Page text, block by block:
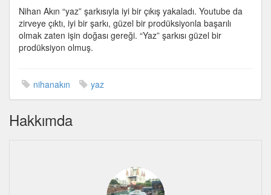
için
Nihan Akın “yaz” şarkısıyla iyi bir çıkış yakaladı. Youtube da
zirveye çıktı, iyi bir şarkı, güzel bir prodüksiyonla başarılı
olmak zaten işin doğası gereği. “Yaz” şarkısı güzel bir
prodüksiyon olmuş.
nihanakın yaz
Hakkımda